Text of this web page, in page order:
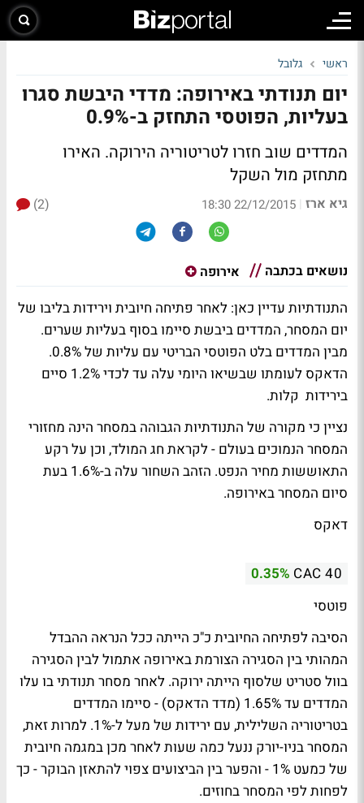
ראשי גלובל
יום תנודתי באירופה: מדדי היבשת סגרו
בעליות, הפוטסי התחזק ב-0.9%
המדדים שוב חזרו לטריטוריה הירוקה. האירו
מתחזק מול השקל
גיא ארז |
22/12/2015 18:30
(2)
נושאים בכתבה אירופה
התנודתיות עדיין כאן: לאחר פתיחה חיובית וירידות בליבו של
יום המסחר, המדדים ביבשת סיימו בסוף בעליות שערים.
מבין המדדים בלט הפוטסי הבריטי עם עליות של 0.8%.
הדאקס לעומתו שבשיאו היומי עלה עד לכדי 1.2% סיים
בירידות קלות.
נציין כי מקורה של התנודתיות הגבוהה במסחר הינה מחזורי
המסחר הנמוכים בעולם - לקראת חג המולד, וכן על רקע
התאוששות מחיר הנפט. הזהב השחור עלה ב-1.6% בעת
סיום המסחר באירופה.
דאקס
CAC 40
0.35%
פוטסי
הסיבה לפתיחה החיובית כ"כ הייתה ככל הנראה ההבדל
המהותי בין הסגירה הצורמת באירופה אתמול לבין הסגירה
בוול סטריט שלסוף הייתה ירוקה. לאחר מסחר תנודתי בו עלו
המדדים עד 1.65% (מדד הדאקס) - סיימו המדדים
בטריטוריה השלילית, עם ירידות של מעל ל-1%. למרות זאת,
המסחר בניו-יורק ננעל כמה שעות לאחר מכן במגמה חיובית
של כמעט 1% - והפער בין הביצועים צפוי להתאזן הבוקר - כך
לפחות לפי המסחר בחוזים.